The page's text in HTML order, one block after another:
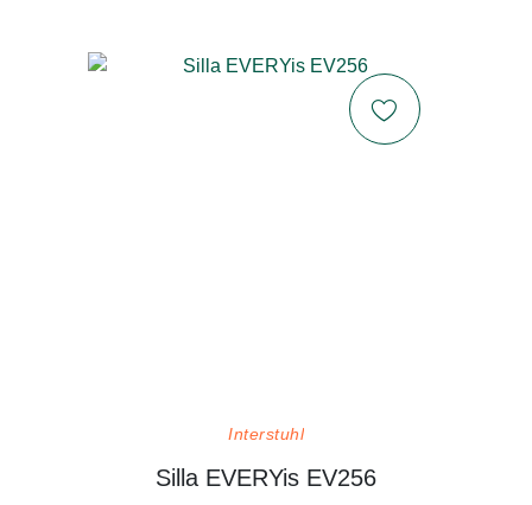
Interstuhl
Silla EVERYis EV256